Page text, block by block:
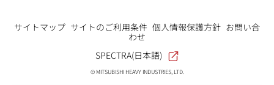
Footer
サイトマップ サイトのご利用条件 個人情報保護方針 お問い合
わせ
SPECTRA(日本語)
© MITSUBISHI HEAVY INDUSTRIES, LTD.